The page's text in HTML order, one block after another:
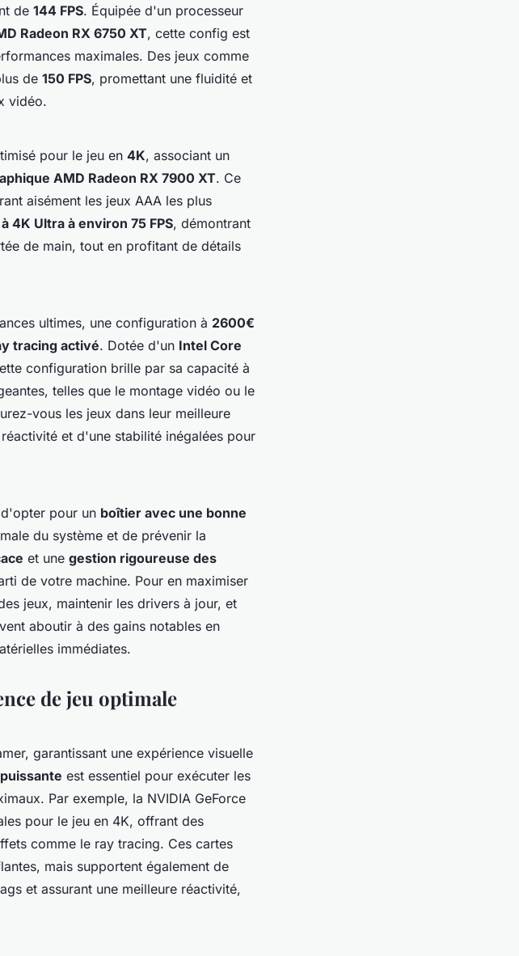
de 144 FPS. Équipée d'un processeur
Radeon RX 6750 XT, cette config est
maximales. Des jeux comme
de 150 FPS, promettant une fluidité et
vidéo.
pour le jeu en 4K, associant un
AMD Radeon RX 7900 XT. Ce
aisément les jeux AAA les plus
4K Ultra à environ 75 FPS, démontrant
de main, tout en profitant de détails
ultimes, une configuration à 2600€
tracing activé. Dotée d'un Intel Core
configuration brille par sa capacité à
telles que le montage vidéo ou le
vous les jeux dans leur meilleure
et d'une stabilité inégalées pour
pour un boîtier avec une bonne
du système et de prévenir la
et une gestion rigoureuse des
de votre machine. Pour en maximiser
jeux, maintenir les drivers à jour, et
aboutir à des gains notables en
immédiates.
de jeu optimale
garantissant une expérience visuelle
est essentiel pour exécuter les
Par exemple, la NVIDIA GeForce
pour le jeu en 4K, offrant des
comme le ray tracing. Ces cartes
mais supportent également de
et assurant une meilleure réactivité,